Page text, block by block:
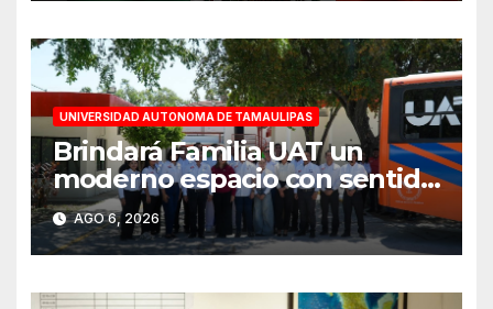
UNIVERSIDAD AUTONOMA DE TAMAULIPAS
Brindará Familia UAT un
moderno espacio con sentido
humano en la nueva sede del
COMASS
AGO 6, 2026